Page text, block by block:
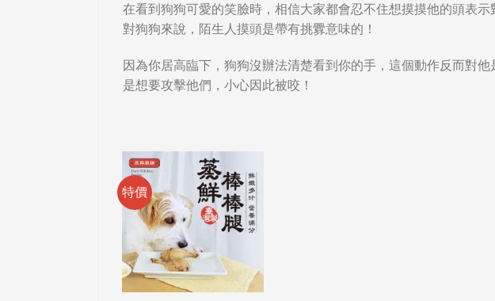
在看到狗狗可愛的笑臉時，相信大家都會忍不住想摸摸他的頭表
對狗狗來說， 陌生人摸頭是帶有挑釁意味的！
因為你居高臨下，狗狗沒辦法清楚看到你的手，這個動作反而對
是想要攻擊他們，小心因此被咬！
特價